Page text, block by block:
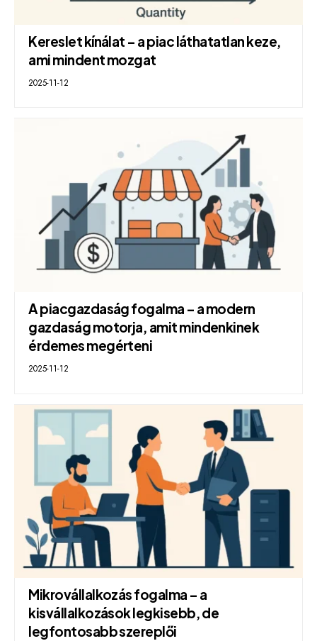
Kereslet kínálat – a piac láthatatlan keze,
ami mindent mozgat
2025-11-12
A piacgazdaság fogalma – a modern
gazdaság motorja, amit mindenkinek
érdemes megérteni
2025-11-12
Mikrovállalkozás fogalma – a
kisvállalkozások legkisebb, de
legfontosabb szereplői